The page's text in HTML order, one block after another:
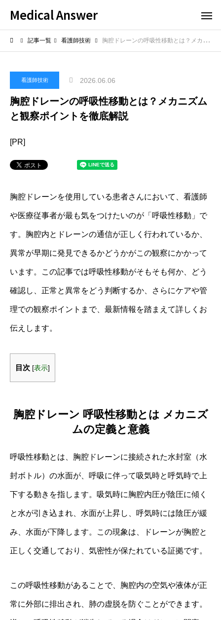
Medical Answer
記事一覧 看護師技術 胸腔ドレーンの呼吸性移動とは？メカニズムと観察ポイントを徹底解説
看護師技術 2026.06.06
胸腔ドレーンの呼吸性移動とは？メカニズム
と観察ポイントを徹底解説
[PR]
胸腔ドレーンを使用している患者さんにおいて、看護師
や医療従事者が最も気をつけたいのが「呼吸性移動」で
す。胸腔内とドレーンの通信が正しく行われているか、
異常が早期に発見できるかどうかがこの観察にかかって
います。この記事では呼吸性移動がそもそも何か、どう
確認し、正常と異常をどう判断するか、さらにケアや管
理での観察ポイントまで、最新情報を踏まえて詳しくお
伝えします。
目次 [表示]
胸腔ドレーン 呼吸性移動とは メカニズ
ムの定義と意義
呼吸性移動とは、胸腔ドレーンに接続された水封室（水
封ボトル）の水面が、呼吸に伴って吸気時と呼気時で上
下する動きを指します。吸気時に胸腔内圧が陰圧に傾く
と水が引き込まれ、水面が上昇し、呼気時には陰圧が緩
み、水面が下降します。この現象は、ドレーンが胸腔と
正しく交通しており、気密性が保たれている証拠です。
この呼吸性移動があることで、胸腔内の空気や液体が正
常に外部に排出され、肺の虚脱を防ぐことができます。